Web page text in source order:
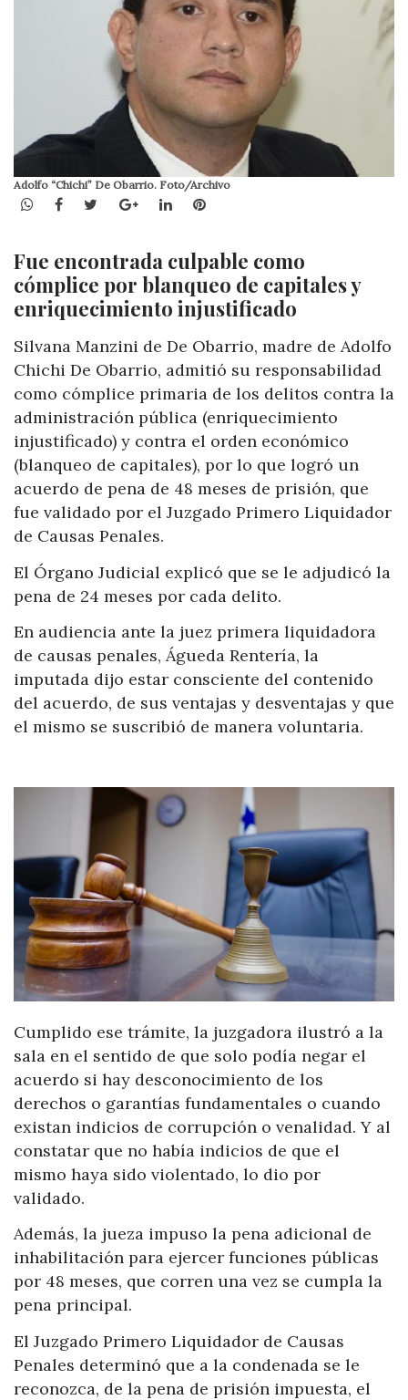
Adolfo “Chichi” De Obarrio. Foto/Archivo
WhatsApp
Facebook
TwitterGoogle+LinkedInPinterest
Fue encontrada culpable como
cómplice por blanqueo de capitales y
enriquecimiento injustificado
Silvana Manzini de De Obarrio, madre de Adolfo
Chichi De Obarrio, admitió su responsabilidad
como cómplice primaria de los delitos contra la
administración pública (enriquecimiento
injustificado) y contra el orden económico
(blanqueo de capitales), por lo que logró un
acuerdo de pena de 48 meses de prisión, que
fue validado por el Juzgado Primero Liquidador
de Causas Penales.
El Órgano Judicial explicó que se le adjudicó la
pena de 24 meses por cada delito.
En audiencia ante la juez primera liquidadora
de causas penales, Águeda Rentería, la
imputada dijo estar consciente del contenido
del acuerdo, de sus ventajas y desventajas y que
el mismo se suscribió de manera voluntaria.
Cumplido ese trámite, la juzgadora ilustró a la
sala en el sentido de que solo podía negar el
acuerdo si hay desconocimiento de los
derechos o garantías fundamentales o cuando
existan indicios de corrupción o venalidad. Y al
constatar que no había indicios de que el
mismo haya sido violentado, lo dio por
validado.
Además, la jueza impuso la pena adicional de
inhabilitación para ejercer funciones públicas
por 48 meses, que corren una vez se cumpla la
pena principal.
El Juzgado Primero Liquidador de Causas
Penales determinó que a la condenada se le
reconozca, de la pena de prisión impuesta, el